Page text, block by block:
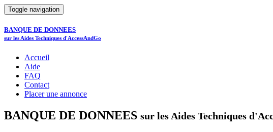
Toggle navigation
BANQUE DE DONNEES
sur les Aides Techniques d'AccessAndGo
Accueil
Aide
FAQ
Contact
Placer une annonce
BANQUE DE DONNEES sur les Aides Techniques